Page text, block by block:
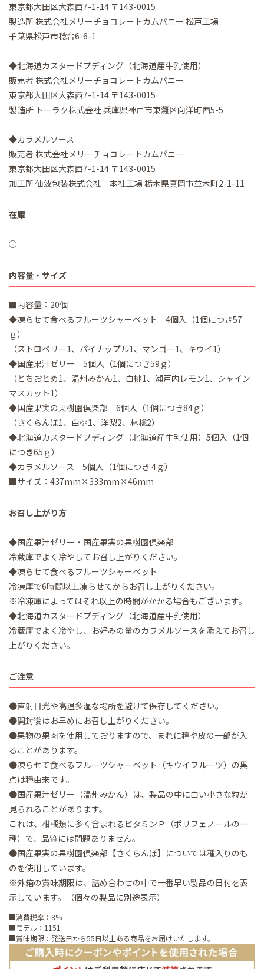
東京都大田区大森西7-1-14 〒143-0015
製造所 株式会社メリーチョコレートカムパニー 松戸工場
千葉県松戸市稔台6-6-1
◆北海道カスタードプディング（北海道産牛乳使用）
販売者 株式会社メリーチョコレートカムパニー
東京都大田区大森西7-1-14 〒143-0015
製造所 トーラク株式会社 兵庫県神戸市東灘区向洋町西5-5
◆カラメルソース
販売者 株式会社メリーチョコレートカムパニー
東京都大田区大森西7-1-14 〒143-0015
加工所 仙波包装株式会社 本社工場 栃木県真岡市並木町2-1-11
在庫
○
内容量・サイズ
■内容量：20個
◆凍らせて食べるフルーツシャーベット 4個入（1個につき57
ｇ）
（ストロベリー1、パイナップル1、マンゴー1、キウイ1）
◆国産果汁ゼリー 5個入（1個につき59ｇ）
（とちおとめ1、温州みかん1、白桃1、瀬戸内レモン1、シャイン
マスカット1）
◆国産果実の果樹園倶楽部 6個入（1個につき84ｇ）
（さくらんぼ1、白桃1、洋梨2、林檎2）
◆北海道カスタードプディング（北海道産牛乳使用）5個入（1個
につき65ｇ）
◆カラメルソース 5個入（1個につき 4ｇ）
■サイズ：437mm×333mm×46mm
お召し上がり方
◆国産果汁ゼリー・国産果実の果樹園倶楽部
冷蔵庫でよく冷やしてお召し上がりください。
◆凍らせて食べるフルーツシャーベット
冷凍庫で6時間以上凍らせてからお召し上がりください。
※冷凍庫によってはそれ以上の時間がかかる場合もございます。
◆北海道カスタードプディング（北海道産牛乳使用）
冷蔵庫でよく冷やし、お好みの量のカラメルソースを添えてお召し
上がりください。
ご注意
●直射日光や高温多湿な場所を避けて保存してください。
●開封後はお早めにお召し上がりください。
●果物の果肉を使用しておりますので、まれに種や皮の一部が入
ることがあります。
●凍らせて食べるフルーツシャーベット（キウイフルーツ）の黒
点は種由来です。
●国産果汁ゼリー（温州みかん）は、製品の中に白い小さな粒が
見られることがあります。
これは、柑橘類に多く含まれるビタミンＰ（ポリフェノールの一
種）で、品質には問題ありません。
●国産果実の果樹園倶楽部【さくらんぼ】については種入りのも
のを使用しています。
※外箱の賞味期限は、詰め合わせの中で一番早い製品の日付を表
示しています。（個々の製品に別途表示）
■消費税率：8%
■モデル：1151
■賞味期限：発送日から55日以上ある商品をお届けいたします。